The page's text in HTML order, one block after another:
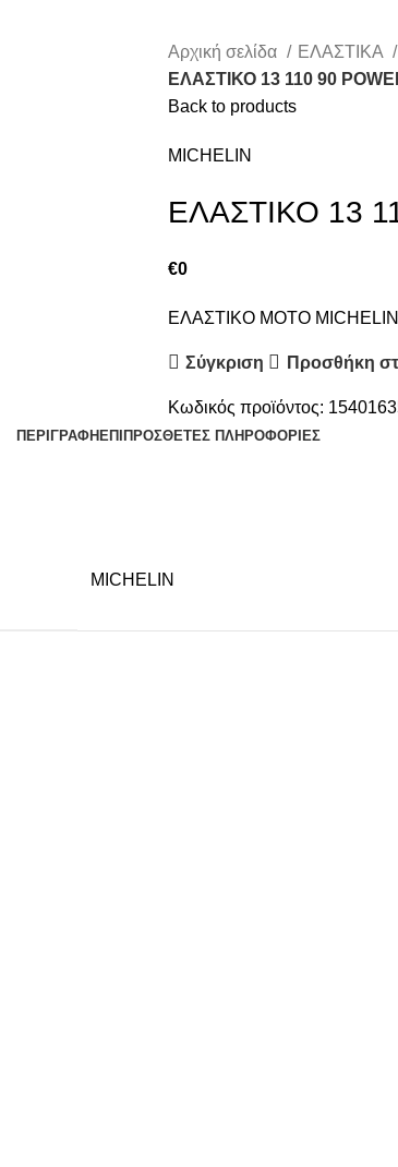
Αρχική σελίδα ΕΛΑΣΤΙΚΑ
ΕΛΑΣΤΙΚΟ 13 110 90
Back to products
MICHELIN
ΕΛΑΣΤΙΚΟ 13
€0
ΕΛΑΣΤΙΚΟ ΜΟΤΟ MICHELIN
Σύγκριση Προσθήκη
Κωδικός προϊόντος:
ΠΕΡΙΓΡΑΦΉ ΕΠΙΠΡΌΣΘΕΤΕΣ ΠΛΗΡΟΦΟΡΊΕΣ
MICHELIN